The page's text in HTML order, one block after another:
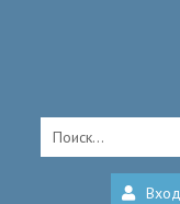
Вход